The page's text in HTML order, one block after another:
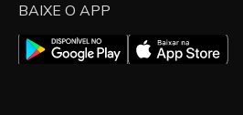
BAIXE O APP